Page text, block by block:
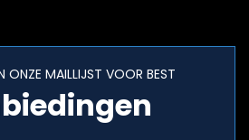
ONZE MAILLIJST VOOR BEST